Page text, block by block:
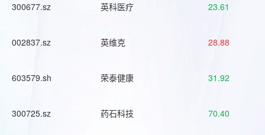
300677.sz 英科医疗 23.61
002837.sz 英维克 28.88
603579.sh 荣泰健康 31.92
300725.sz 药石科技 70.40